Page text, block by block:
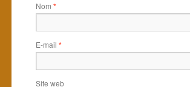
Nom *
E-mail *
Site web